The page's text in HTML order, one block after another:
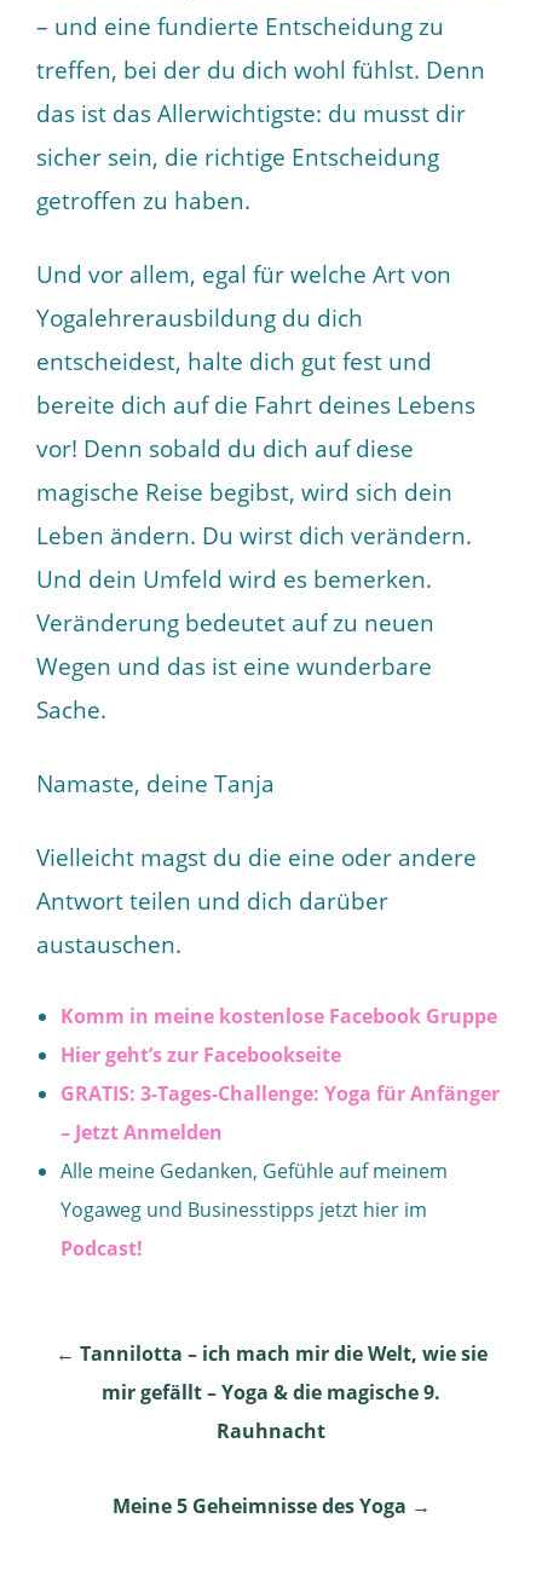
– und eine fundierte Entscheidung zu
treffen, bei der du dich wohl fühlst. Denn
das ist das Allerwichtigste: du musst dir
sicher sein, die richtige Entscheidung
getroffen zu haben.
Und vor allem, egal für welche Art von
Yogalehrerausbildung du dich
entscheidest, halte dich gut fest und
bereite dich auf die Fahrt deines Lebens
vor! Denn sobald du dich auf diese
magische Reise begibst, wird sich dein
Leben ändern. Du wirst dich verändern.
Und dein Umfeld wird es bemerken.
Veränderung bedeutet auf zu neuen
Wegen und das ist eine wunderbare
Sache.
Namaste, deine Tanja
Vielleicht magst du die eine oder andere
Antwort teilen und dich darüber
austauschen.
Komm in meine kostenlose Facebook Gruppe
Hier geht’s zur Facebookseite
GRATIS: 3-Tages-Challenge: Yoga für Anfänger
– Jetzt Anmelden
Alle meine Gedanken, Gefühle auf meinem
Yogaweg und Businesstipps jetzt hier im
Podcast!
Post
navigation
← Tannilotta – ich mach mir die Welt, wie sie
mir gefällt – Yoga & die magische 9.
Rauhnacht
Meine 5 Geheimnisse des Yoga →